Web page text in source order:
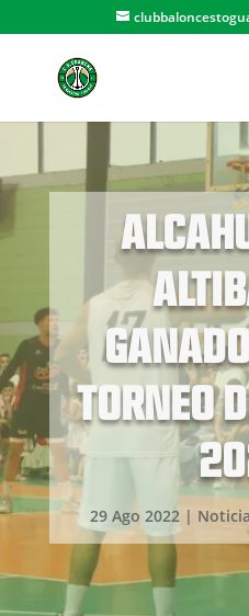
TORNEO
29 Ago 2022|